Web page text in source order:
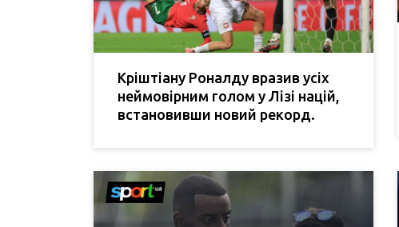
Кріштіану Роналду вразив усіх
неймовірним голом у Лізі націй,
встановивши новий рекорд.